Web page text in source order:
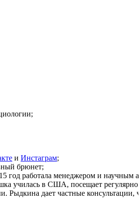
и Инстаграм;
брюнет;
год работала менеджером и научным
училась в США, посещает
Рыдкина дает частные консультации,